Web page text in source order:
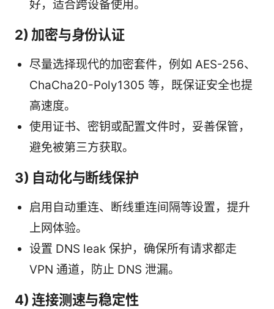
好，适合跨设备使用。
2) 加密与身份认证
尽量选择现代的加密套件，例如 AES-256、
ChaCha20-Poly1305 等，既保证安全也提
高速度。
使用证书、密钥或配置文件时，妥善保管，
避免被第三方获取。
3) 自动化与断线保护
启用自动重连、断线重连间隔等设置，提升
上网体验。
设置 DNS leak 保护，确保所有请求都走
VPN 通道，防止 DNS 泄漏。
4) 连接测速与稳定性